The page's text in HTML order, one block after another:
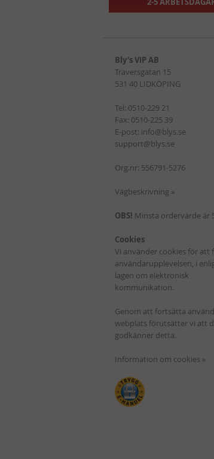
Bly's VIP AB
Traversgatan 15
531 40 LIDKÖPING
Tel: 0510-229 21
Fax: 0510-225 39
E-post: info@blys.se
support@blys.se
Org.nr: 556791-5276
Vägbeskrivning »
OBS! Minsta ordervärde är
Cookies
Vi använder cookies för att
användarupplevelsen, i
lagen om elektronisk
kommunikation.
Genom att fortsätta
webplats förutsätter vi att
godkänner detta.
Information om cookies »